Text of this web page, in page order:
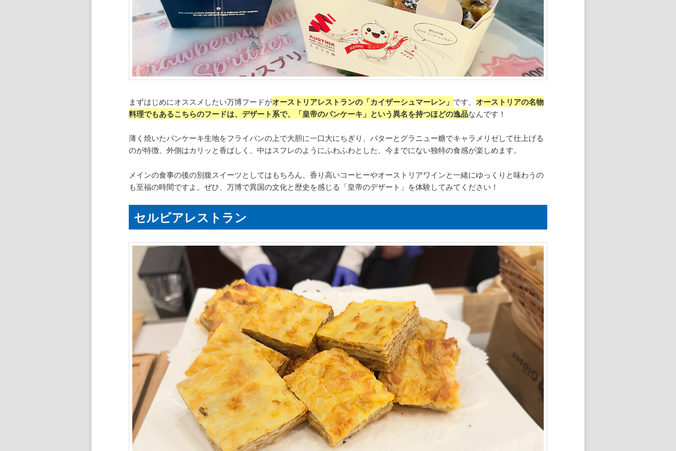
まずはじめにオススメしたい万博フードがオーストリアレストランの「カイザーシュマーレン」 です。オーストリアの名物
料理でもあるこちらのフードは、デザート系で、「皇帝のパンケーキ」という異名を持つほどの逸品なんです！
薄く焼いたパンケーキ生地をフライパンの上で大胆に一口大にちぎり、バターとグラニュー糖でキャラメリゼして仕上げる
のが特徴。外側はカリッと香ばしく、中はスフレのようにふわふわとした、今までにない独特の食感が楽しめます。
メインの食事の後の別腹スイーツとしてはもちろん、香り高いコーヒーやオーストリアワインと一緒にゆっくりと味わうの
も至福の時間ですよ。ぜひ、万博で異国の文化と歴史を感じる「皇帝のデザート」を体験してみてください！
セルビアレストラン